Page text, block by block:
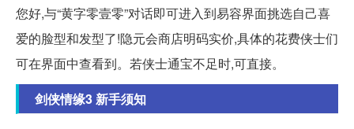
您好,与“黄字零壹零”对话即可进入到易容界面挑选自己喜
爱的脸型和发型了!隐元会商店明码实价,具体的花费侠士们
可在界面中查看到。若侠士通宝不足时,可直接。
剑侠情缘3 新手须知